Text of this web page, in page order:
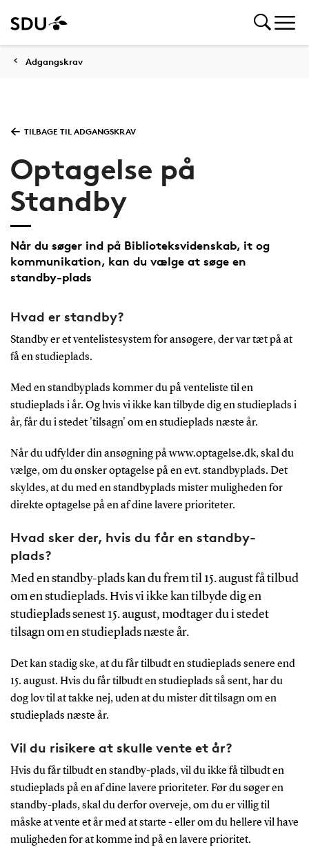
Adgangskrav
TILBAGE TIL ADGANGSKRAV
Optagelse på
Standby
Når du søger ind på Biblioteksvidenskab, it og
kommunikation, kan du vælge at søge en
standby-plads
Hvad er standby?
Standby er et ventelistesystem for ansøgere, der var tæt på at
få en studieplads.
Med en standbyplads kommer du på venteliste til en
studieplads i år. Og hvis vi ikke kan tilbyde dig en studieplads i
år, får du i stedet 'tilsagn' om en studieplads næste år.
Når du udfylder din ansøgning på www.optagelse.dk, skal du
vælge, om du ønsker optagelse på en evt. standbyplads. Det
skyldes, at du med en standbyplads mister muligheden for
direkte optagelse på en af dine lavere prioriteter.
Hvad sker der, hvis du får en standby-
plads?
Med en standby-plads kan du frem til 15. august få tilbud
om en studieplads. Hvis vi ikke kan tilbyde dig en
studieplads senest 15. august, modtager du i stedet
tilsagn om en studieplads næste år.
Det kan stadig ske, at du får tilbudt en studieplads senere end
15. august. Hvis du får tilbudt en studieplads så sent, har du
dog lov til at takke nej, uden at du mister dit tilsagn om en
studieplads næste år.
Vil du risikere at skulle vente et år?
Hvis du får tilbudt en standby-plads, vil du ikke få tilbudt en
studieplads på en af dine lavere prioriteter. Før du søger en
standby-plads, skal du derfor overveje, om du er villig til
måske at vente et år med at starte - eller om du hellere vil have
muligheden for at komme ind på en lavere prioritet.